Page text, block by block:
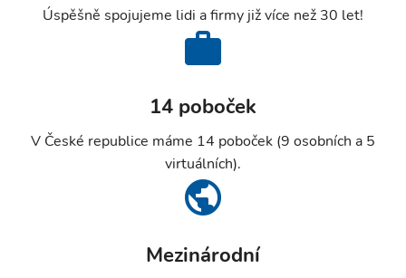
Úspěšně spojujeme lidi a firmy již více než 30 let!
14 poboček
V České republice máme 14 poboček (9 osobních a 5
virtuálních).
Mezinárodní